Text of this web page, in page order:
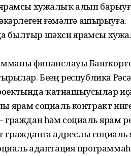
хужалыҡ алып
ғәмәлгә ашырыуға.
былтыр шәхси ярҙамсы
финанслауҙы
Беҙҙең республика
ҡатнашыусылар
ярҙам социаль контракт
һәм социаль ярҙам
адреслы социаль
адаптация